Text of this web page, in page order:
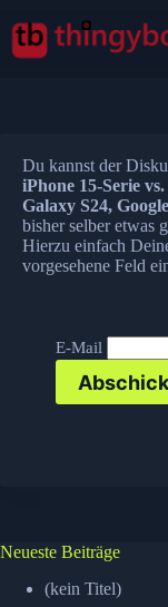
Inhalt
springen
Du kannst der
iPhone 15-Serie
Galaxy S24,
bisher selber etwas
Hierzu einfach
vorgesehene Feld
E-Mail
Neueste Beiträge
(kein Titel)